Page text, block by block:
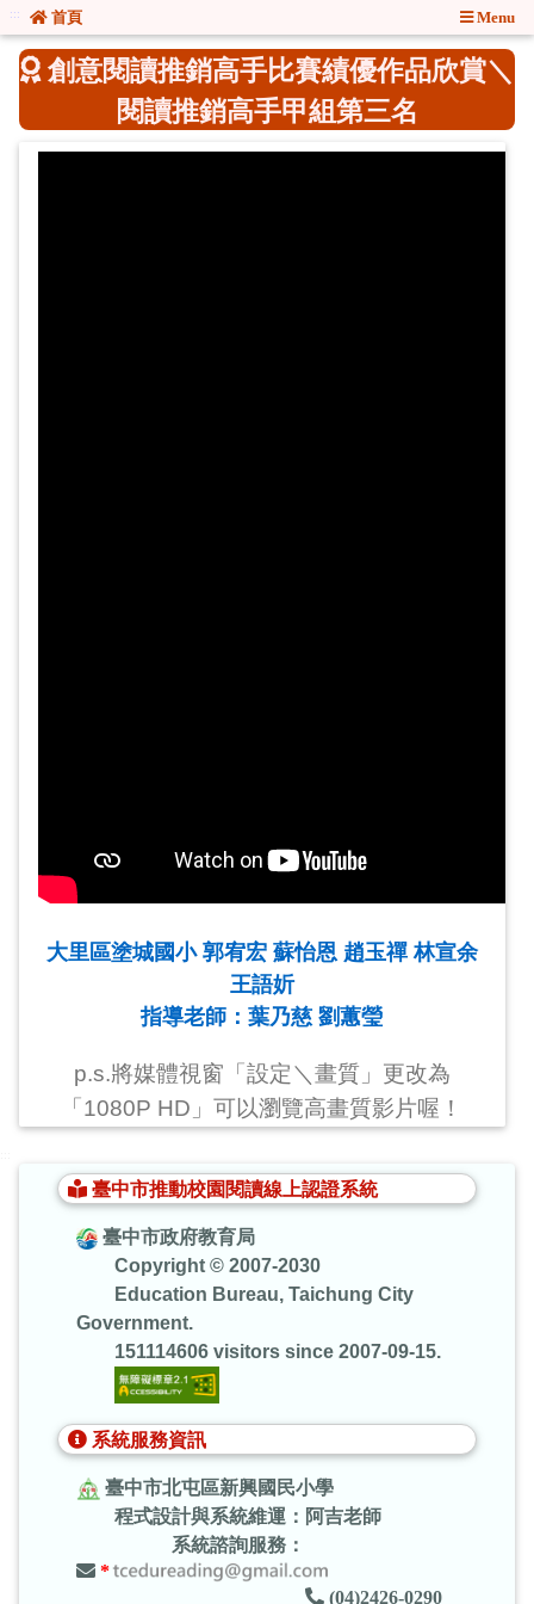
::: 首頁 Menu
創意閱讀推銷高手比賽績優作品欣賞＼
閱讀推銷高手甲組第三名
大里區塗城國小 郭宥宏 蘇怡恩 趙玉禪 林宣余
王語妡
指導老師：葉乃慈 劉蕙瑩
p.s.將媒體視窗「設定＼畫質」更改為
「1080P HD」可以瀏覽高畫質影片喔！
臺中市推動校園閱讀線上認證系統
臺中市政府教育局
Copyright © 2007-2030
Education Bureau, Taichung City
Government.
151114606 visitors since 2007-09-15.
系統服務資訊
臺中市北屯區新興國民小學
程式設計與系統維運：阿吉老師
系統諮詢服務：
*
(04)2426-0290